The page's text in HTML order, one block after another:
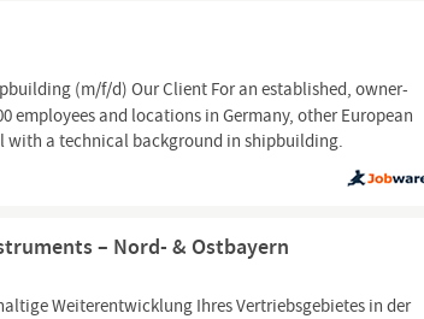
(m/f/d) Our Client For an established, owner-
employees and locations in Germany, other European
with a technical background in shipbuilding.
– Nord- & Ostbayern
Weiterentwicklung Ihres Vertriebsgebietes in der